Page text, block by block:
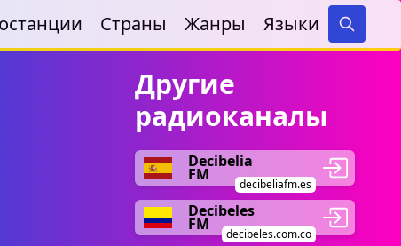
Страны Жанры Языки
Search
Другие
радиоканалы
Decibelia
FM
decibeliafm.es
Decibeles
FM
decibeles.com.co